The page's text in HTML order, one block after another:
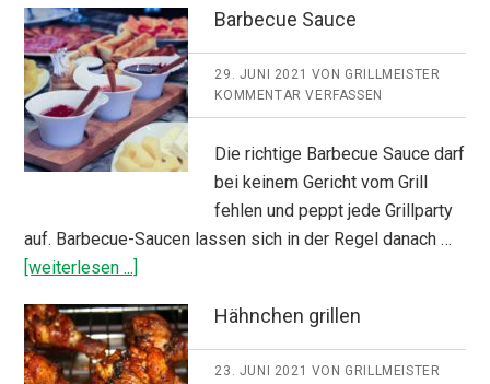
Barbecue Sauce
29. JUNI 2021 VON GRILLMEISTER
KOMMENTAR VERFASSEN
Die richtige Barbecue Sauce darf
bei keinem Gericht vom Grill
fehlen und peppt jede Grillparty
auf. Barbecue-Saucen lassen sich in der Regel danach …
[weiterlesen ...]
Hähnchen grillen
23. JUNI 2021 VON GRILLMEISTER